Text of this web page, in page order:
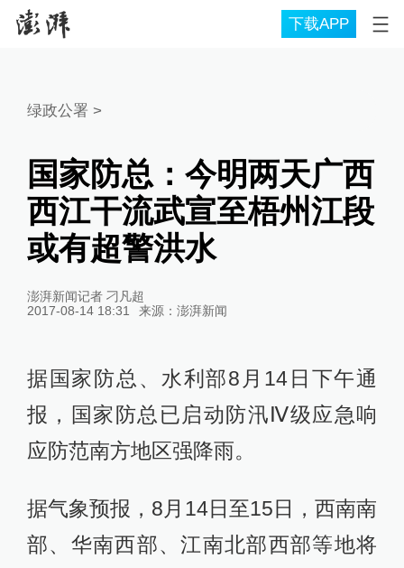
下载APP
绿政公署 >
国家防总：今明两天广西
西江干流武宣至梧州江段
或有超警洪水
澎湃新闻记者 刁凡超
2017-08-14 18:31
来源： 澎湃新闻
据国家防总、水利部8月14日下午通
报，国家防总已启动防汛Ⅳ级应急响
应防范南方地区强降雨。
据气象预报，8月14日至15日，西南南
部、华南西部、江南北部西部等地将